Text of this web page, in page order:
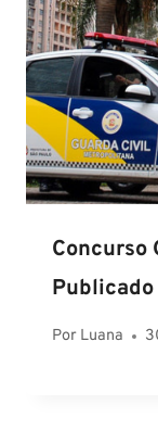
Concurso
Por Luana